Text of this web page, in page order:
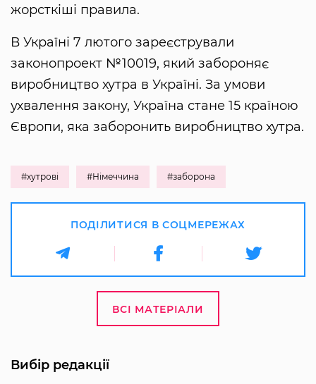
жорсткіші правила.
В Україні 7 лютого зареєстрували
законопроект №10019, який забороняє
виробництво хутра в Україні. За умови
ухвалення закону, Україна стане 15 країною
Європи, яка заборонить виробництво хутра.
#хутрові #Німеччина #заборона
ПОДІЛИТИСЯ В СОЦМЕРЕЖАХ
ВСІ МАТЕРІАЛИ
Вибір редакції